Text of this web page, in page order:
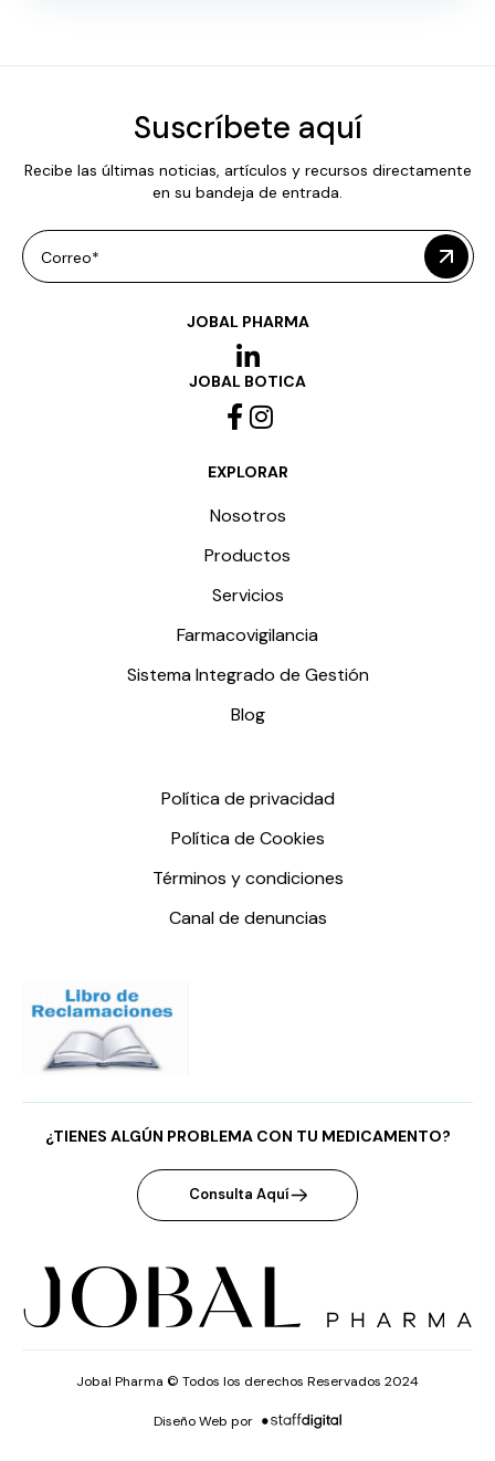
Suscríbete aquí
Recibe las últimas noticias, artículos y recursos directamente
en su bandeja de entrada.
Correo*
JOBAL PHARMA
JOBAL BOTICA
EXPLORAR
Nosotros
Productos
Servicios
Farmacovigilancia
Sistema Integrado de Gestión
Blog
Política de privacidad
Política de Cookies
Términos y condiciones
Canal de denuncias
¿TIENES ALGÚN PROBLEMA CON TU MEDICAMENTO?
Consulta Aquí
Jobal Pharma © Todos los derechos Reservados 2024
Diseño Web por